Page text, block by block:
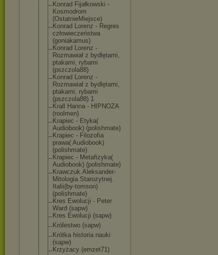
Konrad Fijałkowski -
Kosmodrom
(OstatnieMiejsce)
Konrad Lorenz - Regres
człowieczeństwa
(goniakamus)
Konrad Lorenz -
Rozmawiał z bydlętami,
ptakami, rybami
(pszczola88)
Konrad Lorenz -
Rozmawiał z bydlętami,
ptakami, rybami
(pszczola88) 1
Krall Hanna - HIPNOZA
(roolmen)
Krapiec - Etyka(
Audiobook) (polishmate)
Krapiec - Filozofia
prawa( Audiobook)
(polishmate)
Krapiec - Metafizyka(
Audiobook) (polishmate)
Krawczuk.Aleksander-
Mitologia.Starozytnej.
Italii(by-tomson)
(polishmate)
Kres Ewolucji - Peter
Ward (sapw)
Kres Ewolucji (sapw)
Królestwo (sapw)
Krótka historia nauki
(sapw)
Krzyżacy (emzet71)